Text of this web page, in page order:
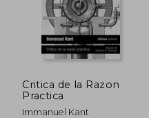
40%
dcto. S/ 60,06
Critica de la Razon
Practica
Immanuel Kant